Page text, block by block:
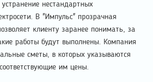
нестандартных
В "Импульс" прозрачная
клиенту заранее понимать, за
работы будут выполнены. Компания
сметы, в которых указываются
им цены.